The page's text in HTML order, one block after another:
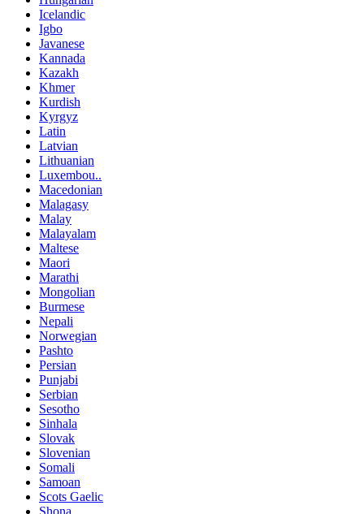
Icelandic
Igbo
Javanese
Kannada
Kazakh
Khmer
Kurdish
Kyrgyz
Latin
Latvian
Lithuanian
Luxembou..
Macedonian
Malagasy
Malay
Malayalam
Maltese
Maori
Marathi
Mongolian
Burmese
Nepali
Norwegian
Pashto
Persian
Punjabi
Serbian
Sesotho
Sinhala
Slovak
Slovenian
Somali
Samoan
Scots Gaelic